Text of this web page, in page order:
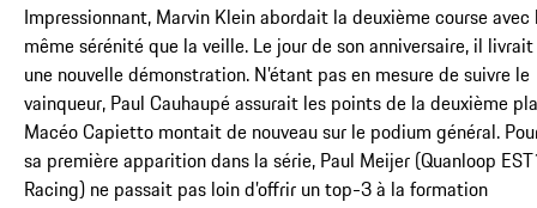
Impressionnant, Marvin Klein abordait la deuxième course avec
même sérénité que la veille. Le jour de son anniversaire, il livrait
une nouvelle démonstration. N’étant pas en mesure de suivre le
vainqueur, Paul Cauhaupé assurait les points de la deuxième
Macéo Capietto montait de nouveau sur le podium général.
sa première apparition dans la série, Paul Meijer (Quanloop
Racing) ne passait pas loin d’offrir un top-3 à la formation